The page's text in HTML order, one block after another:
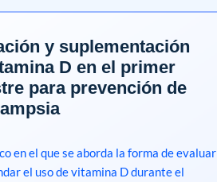
y suplementación
D en el primer
para prevención de
en el que se aborda la forma de evaluar
el uso de vitamina D durante el